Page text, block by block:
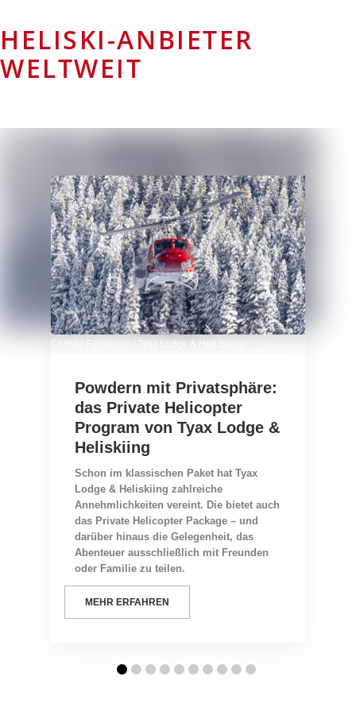
HELISKI-ANBIETER
WELTWEIT
Christie Fitzpatrick / Tyax Lodge & Heli Skiing
Powdern mit Privatsphäre:
das Private Helicopter
Program von Tyax Lodge &
Heliskiing
Schon im klassischen Paket hat Tyax
Lodge & Heliskiing zahlreiche
Annehmlichkeiten vereint. Die bietet auch
das Private Helicopter Package – und
darüber hinaus die Gelegenheit, das
Abenteuer ausschließlich mit Freunden
oder Familie zu teilen.
MEHR ERFAHREN